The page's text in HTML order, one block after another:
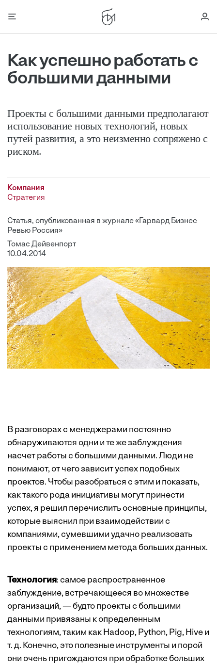
Как успешно работать с
большими данными
Проекты с большими данными предполагают
использование новых технологий, новых
путей развития, а это неизменно сопряжено с
риском.
Компания
Стратегия
Статья, опубликованная в журнале «Гарвард Бизнес
Ревью Россия»
Томас Дейвенпорт
10.04.2014
В разговорах с менеджерами постоянно
обнаруживаются одни и те же заблуждения
насчет работы с большими данными. Люди не
понимают, от чего зависит успех подобных
проектов. Чтобы разобраться с этим и показать,
как такого рода инициативы могут принести
успех, я решил перечислить основные принципы,
которые выяснил при взаимодействии с
компаниями, сумевшими удачно реализовать
проекты с применением метода больших данных.
Технология: самое распространенное
заблуждение, встречающееся во множестве
организаций, — будто проекты с большими
данными привязаны к определенным
технологиям, таким как Hadoop, Python, Pig, Hive и
т. д. Конечно, это полезные инструменты и порой
они очень пригождаются при обработке больших